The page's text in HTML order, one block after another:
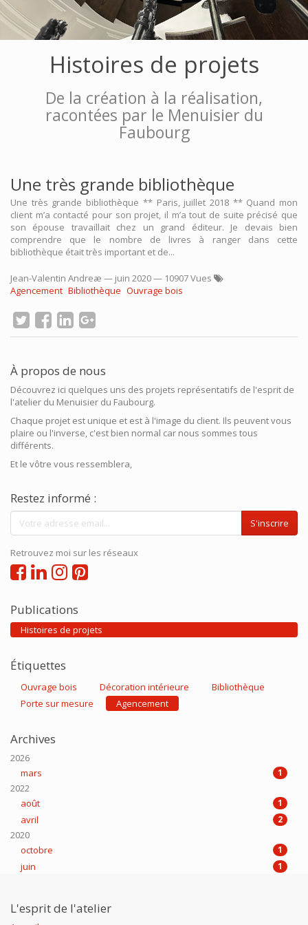
Histoires de projets
De la création à la réalisation,
racontées par le Menuisier du
Faubourg
Une très grande bibliothèque
Une très grande bibliothèque ** Paris, juillet 2018 ** Quand mon
client m’a contacté pour son projet, il m’a tout de suite précisé que
son épouse travaillait chez un grand éditeur. Je devais bien
comprendre que le nombre de livres à ranger dans cette
bibliothèque était très important et de...
Jean-Valentin Andreæ — juin 2020— 10907 Vues
Agencement Bibliothèque Ouvrage bois
À propos de nous
Découvrez ici quelques uns des projets représentatifs de l'esprit de
l'atelier du Menuisier du Faubourg.
Chaque projet est unique et est à l'image du client. Ils peuvent vous
plaire ou l'inverse, c'est bien normal car nous sommes tous
différents.
Et le vôtre vous ressemblera,
Restez informé :
S'inscrire
Retrouvez moi sur les réseaux
Publications
Histoires de projets
Étiquettes
Ouvrage bois Décoration intérieure
Bibliothèque
Porte sur mesure
Agencement
Archives
2026
mars
1
2022
août
1
avril 2
2020
octobre
1
juin 1
L'esprit de l'atelier